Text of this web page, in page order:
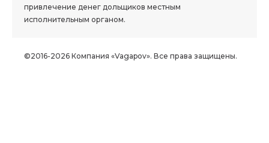
привлечение денег дольщиков местным
исполнительным органом.
©2016-2026 Компания «Vagapov». Все права защищены.